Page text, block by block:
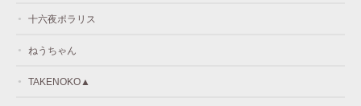
十六夜ポラリス
ねうちゃん
TAKENOKO▲